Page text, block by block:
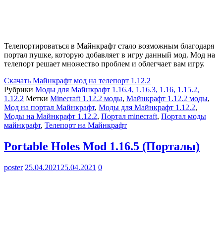
Телепортироваться в Майнкрафт стало возможным благодаря
портал пушке, которую добавляет в игру данный мод. Мод на
телепорт решает множество проблем и облегчает вам игру.
Скачать Майнкрафт мод на телепорт 1.12.2
Рубрики Моды для Майнкрафт 1.16.4, 1.16.3, 1.16, 1.15.2,
1.12.2 Метки Minecraft 1.12.2 моды, Майнкрафт 1.12.2 моды,
Мод на портал Майнкрафт, Моды для Майнкрафт 1.12.2,
Моды на Майнкрафт 1.12.2, Портал minecraft, Портал моды
майнкрафт, Телепорт на Майнкрафт
Portable Holes Mod 1.16.5 (Порталы)
poster 25.04.2021 25.04.2021 0